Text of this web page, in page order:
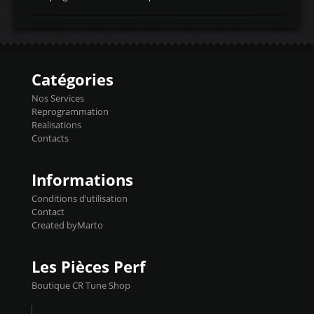
d'admissiontemp ex. pour atmo -30- 80°C
temperaturetemperature ldr moteurtemp
Injecteurs + Flashpro 1370€ TTC Le
précise et performante. Vous pourrez
basculer de la carto sans plomb à Ethanol à
l'aide du flashpro OPTION ECONOMIQUES
Reprog SP 98 sur le calculateur d'origine
450€ TTC Un gain d'environ 10cv et 15nm
Catégories
Nos Services
Reprogrammation
Realisations
Contacts
Informations
Conditions d’utilisation
Contact
Created byMarto
Les Pièces Perf
Boutique CR Tune Shop